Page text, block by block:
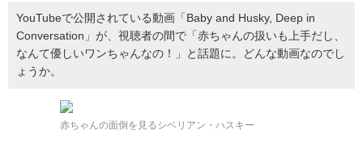
YouTubeで公開されている動画「Baby and Husky, Deep in
Conversation」が、視聴者の間で「赤ちゃんの扱いも上手だし、
なんて優しいワンちゃんなの！」と話題に。どんな動画なのでし
ょうか。
赤ちゃんの面倒を見るシベリアン・ハスキー